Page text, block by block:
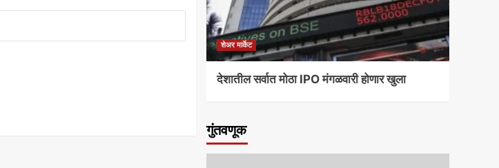
शेअर मार्केट
देशातील सर्वात मोठा IPO मंगळवारी होणार खुला
गुंतवणूक